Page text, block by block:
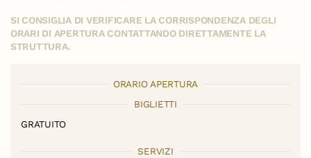
SI CONSIGLIA DI VERIFICARE LA CORRISPONDENZA DEGLI
ORARI DI APERTURA CONTATTANDO DIRETTAMENTE LA
STRUTTURA.
ORARIO APERTURA
BIGLIETTI
GRATUITO
SERVIZI